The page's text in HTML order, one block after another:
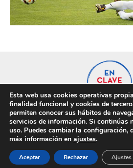
Privacidad Cookies
Esta web usa cookies operativas
finalidad funcional y cookies de
permiten conocer sus hábitos de
servicios de información. Si continúas
uso. Puedes cambiar la configuración,
más información en ajustes.
Aceptar Rechazar Ajustes